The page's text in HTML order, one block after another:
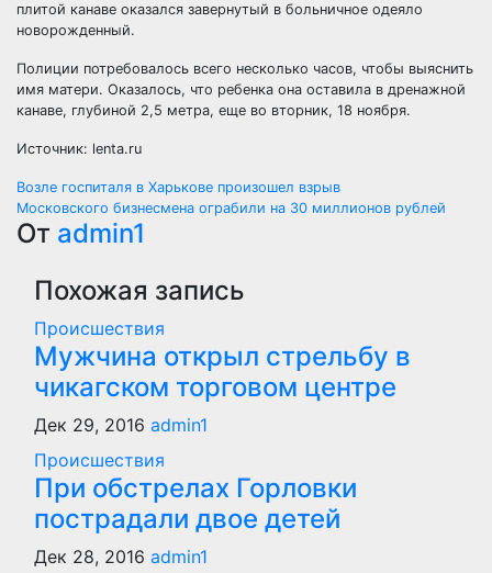
плитой канаве оказался завернутый в больничное одеяло
новорожденный.
Полиции потребовалось всего несколько часов, чтобы выяснить
имя матери. Оказалось, что ребенка она оставила в дренажной
канаве, глубиной 2,5 метра, еще во вторник, 18 ноября.
Источник: lenta.ru
Навигация
по
записям
Возле госпиталя в Харькове произошел взрыв
Московского бизнесмена ограбили на 30 миллионов рублей
От admin1
Похожая запись
Происшествия
Мужчина открыл стрельбу в
чикагском торговом центре
Дек 29, 2016 admin1
Происшествия
При обстрелах Горловки
пострадали двое детей
Дек 28, 2016 admin1